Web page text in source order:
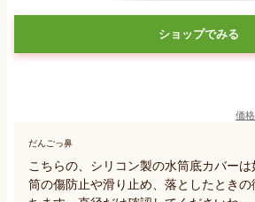
ショップでみる
価
だんごっ鼻
こちらの、シリコン製の水筒底カバー
筒の傷防止や滑り止め、落としたとき